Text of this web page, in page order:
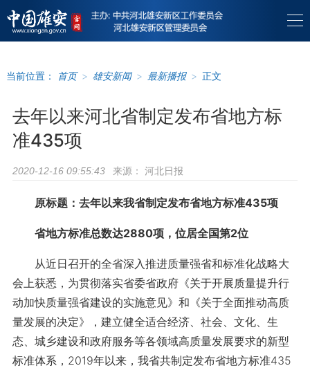
当前位置： 首页 > 雄安新闻 > 最新播报 > 正文
去年以来河北省制定发布省地方标
准435项
2020-12-16 09:55:43 来源： 河北日报
原标题：去年以来我省制定发布省地方标准435项
省地方标准总数达2880项，位居全国第2位
从近日召开的全省深入推进质量强省和标准化战略大
会上获悉，为贯彻落实省委省政府《关于开展质量提升行
动加快质量强省建设的实施意见》和《关于全面推动高质
量发展的决定》，建立健全适合经济、社会、文化、生
态、城乡建设和政府服务等各领域高质量发展要求的新型
标准体系，2019年以来，我省共制定发布省地方标准435